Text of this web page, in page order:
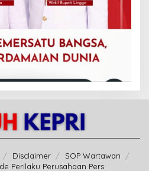
Disclaimer
SOP Wartawan
Perilaku Perusahaan Pers